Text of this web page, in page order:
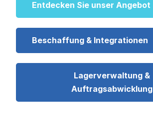
Entdecken Sie unser Angebot
Beschaffung & Integrationen
Lagerverwaltung &
Auftragsabwicklung